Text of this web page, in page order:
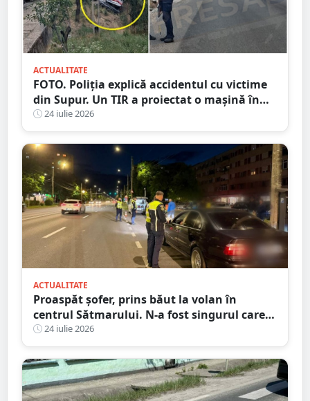
ACTUALITATE
FOTO. Poliția explică accidentul cu victime
din Supur. Un TIR a proiectat o mașină în
șanț24 iulie 2026
ACTUALITATE
Proaspăt șofer, prins băut la volan în
centrul Sătmarului. N-a fost singurul care a
călcat pe bec
24 iulie 2026